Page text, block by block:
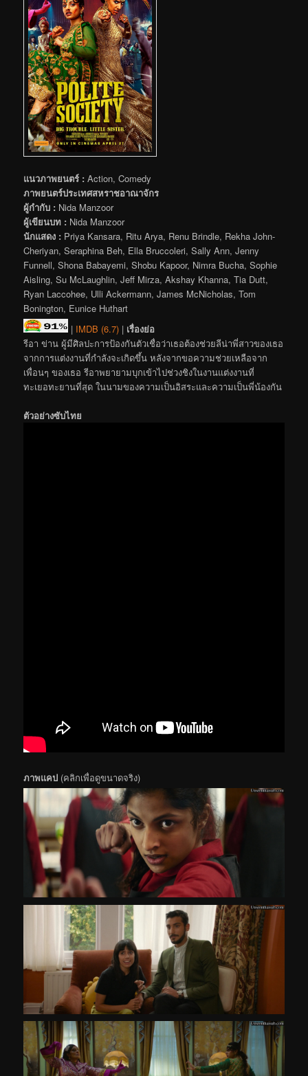
แนวภาพยนตร์ : Action, Comedy
ภาพยนตร์ประเทศสหราชอาณาจักร
ผู้กำกับ : Nida Manzoor
ผู้เขียนบท : Nida Manzoor
นักแสดง : Priya Kansara, Ritu Arya, Renu Brindle, Rekha John-
Cheriyan, Seraphina Beh, Ella Bruccoleri, Sally Ann, Jenny
Funnell, Shona Babayemi, Shobu Kapoor, Nimra Bucha, Sophie
Aisling, Su McLaughlin, Jeff Mirza, Akshay Khanna, Tia Dutt,
Ryan Laccohee, Ulli Ackermann, James McNicholas, Tom
Bonington, Eunice Huthart
| IMDB (6.7) | เรื่องย่อ
รีอา ข่าน ผู้มีศิลปะการป้องกันตัวเชื่อว่าเธอต้องช่วยลีน่าพี่สาวของเธอ
จากการแต่งงานที่กำลังจะเกิดขึ้น หลังจากขอความช่วยเหลือจาก
เพื่อนๆ ของเธอ รีอาพยายามบุกเข้าไปช่วงชิงในงานแต่งงานที่
ทะเยอทะยานที่สุด ในนามของความเป็นอิสระและความเป็นพี่น้องกัน
ตัวอย่างซับไทย
ภาพแคป (คลิกเพื่อดูขนาดจริง)